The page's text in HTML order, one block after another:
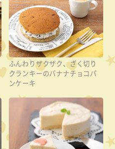
ふんわりザクザク、ざく切り
クランキーのバナナチョコパ
ンケーキ